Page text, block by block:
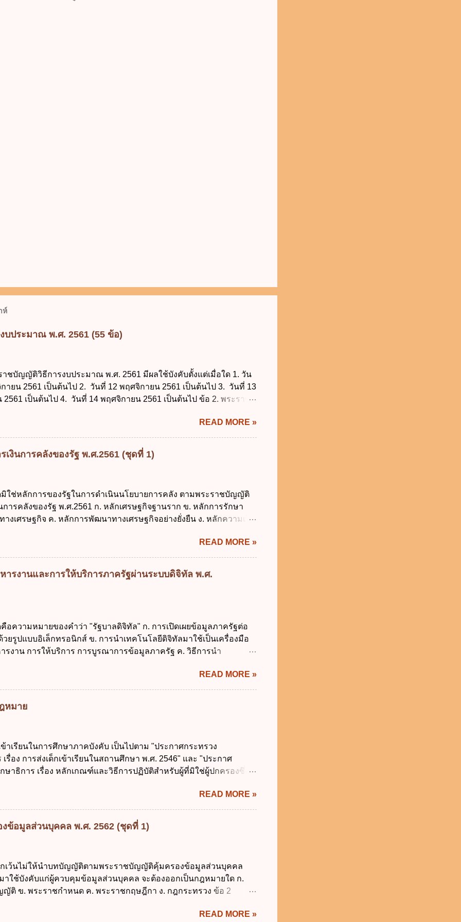
ห์
บประมาณ พ.ศ. 2561 (55 ข้อ)
าชบัญญัติวิธีการงบประมาณ พ.ศ. 2561 มีผลใช้บังคับตั้งแต่เมื่อใด 1. วัน
ายน 2561 เป็นต้นไป 2. วันที่ 12 พฤศจิกายน 2561 เป็นต้นไป 3. วันที่ 13
2561 เป็นต้นไป 4. วันที่ 14 พฤศจิกายน 2561 เป็นต้นไป ข้อ 2. พระราช
ะมาณ พ.ศ. 2502 2. พระราชบัญญัติวิธีการงบประมาณ (ฉบับที่ 3) พ.ศ.
ะราชบัญญัติวิธีการงบประมาณ (ฉบับที่ 6) พ.ศ. 2544 4. ประกาศของ
บับที่ 203 ลงวันที่ 31 สิงหาคม 2515 ข้อ 3. ข้อใดไม่ถูกต้อง 1. นายก
นาจออกกฎเพื่อปฏิบัติการตามพระราชบัญญัติวิธีการงบประมาณ พ.ศ.
าณ พ.ศ. 2561 4. รัฐมนตรีว่าการกระทรวงการคลังมีหน้าที่ควบคุมการ
ะมาณให้เป็นไปอย่างโปร่งใสและตรวจสอบได้ ข้อ 4. พระราชบัญญัติวิธี
าณ พ.ศ. 2561 บัญญัติให้การบริหา...
READ MORE »
งินการคลังของรัฐ พ.ศ.2561 (ชุดที่ 1)
ใช่หลักการของรัฐในการดำเนินนโยบายการคลัง ตามพระราชบัญญัติ
การคลังของรัฐ พ.ศ.2561 ก. หลักเศรษฐกิจฐานราก ข. หลักการรักษา
างเศรษฐกิจ ค. หลักการพัฒนาทางเศรษฐกิจอย่างยั่งยืน ง. หลักความเป็น
การบริหารหนี้สาธารณะเป็นไปตามข้อใด ก. ไม่เกินร้อยละ 5 ข. ไม่เกิน
. ไม่เกินร้อยละ 35 ง. ไม่เกินร้อยละ 60 ข้อ 3 กฎหมายว่าด้วยวินัยการเงิน
รัฐกำหนดหลักการห้ามเสนอกฎหมายที่ให้จัดเก็บภาษีอากรหรือค่า
พิ่มขึ้นจากที่กำหนดไว้ในกฎหมายเพื่อการนำไปใช้จ่ายตามวัตถุประสงค์
งนำแผนการคลังระยะปานกลางที่คณะรัฐมนตรีเห็นชอบแล้วไปใช้
พิจารณาในเรื่องต่อไปนี้ ยกเว้นข้อใด ก. การจัดเก็บหรือหารายได้ ข.
บประมาณรายจ่าย ค. การจัดทำงบประมาณ ง. การก่...
READ MORE »
ารงานและการให้บริการภาครัฐผ่านระบบดิจิทัล พ.ศ.
อความหมายของคำว่า "รัฐบาลดิจิทัล" ก. การเปิดเผยข้อมูลภาครัฐต่อ
ยรูปแบบอิเล็กทรอนิกส์ ข. การนำเทคโนโลยีดิจิทัลมาใช้เป็นเครื่องมือ
รงาน การให้บริการ การบูรณาการข้อมูลภาครัฐ ค. วิธีการนำ
าชน) ข้อ 2 การบริหารงานภาครัฐและการจัดทำบริการสาธารณะผ่าน
ต้องมีวัตถุประสงค์ดังต่อไปนี้ ยกเว้น ข้อใด ก. ให้มีการใช้ระบบดิจิทัล
นสากล ค. พัฒนาการเชื่อมโยงเครือข่ายดิจิทัล ง. เพิ่มประสิทธิภาคใน
เปลี่ยนข้อมูลกลาง ค. กำหนดสิทธิ หน้าที่ และความรับผิดชอบในการ
รข้อมูลของหน่วยงานของรัฐ ง. กำหนดกรอบและทิศทางการบริหารงาน
ารจัดทำบริการสาธารณะในรูปแบบดิจิทัล ข้อ 4 กรรมการพัฒนารัฐบาล
READ MORE »
หมาย
ข้าเรียนในการศึกษาภาคบังคับ เป็นไปตาม "ประกาศกระทรวง
รื่อง การส่งเด็กเข้าเรียนในสถานศึกษา พ.ศ. 2546" และ "ประกาศ
ษาธิการ เรื่อง หลักเกณฑ์และวิธีการปฏิบัติสำหรับผู้ที่มิใช่ผู้ปกครองซึ่งมี
คบังคับ พ.ศ. 2545 ซึ่งเป็นกฎหมายที่มีโทษทางอาญา โดยมีสาระสำคัญ
"เด็ก" หมายถึง เด็กซึ่งมีอายุย่างเข้าปีที่ 7 จนถึงอายุย่างเข้าปีที่ 16 เว้น
ได้ชั้นปีที่ 9 ของการศึกษาภาคบังคับแล้ว 2. ผู้ปกครอง คือ 2.1 บิดา
บิดาหรือมารดา ซึ่งเป็นผู้ใช้อำนาจปกครอง 2.3 ผู้ปกครองตาม
เรียนภาคต้น (ภาคเรียนที่ 1) 4. กรณีผู้ปกครองยังไม่ได้ส่งเด็กเข้าเรียน
นับแต่วันแรกของการเปิดเรียนภาคต้น ถ้าสถานศึกษายังมิไ...
READ MORE »
ข้อมูลส่วนบุคคล พ.ศ. 2562 (ชุดที่ 1)
กเว้นไม่ให้นำบทบัญญัติตามพระราชบัญญัติคุ้มครองข้อมูลส่วนบุคคล
าใช้บังคับแก่ผู้ควบคุมข้อมูลส่วนบุคคล จะต้องออกเป็นกฎหมายใด ก.
ติ ข. พระราชกำหนด ค. พระราชกฤษฎีกา ง. กฎกระทรวง ข้อ 2
ะราชบัญญัติคุ้มครองข้อมูลส่วนบุคคล พ.ศ. 2562 ก. หน่วยงานของรัฐทุก
READ MORE »